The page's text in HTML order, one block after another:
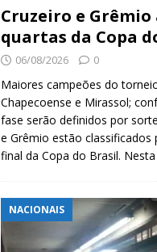
Cruzeiro e Grêmio
quartas da Copa
06/08/2026 0
Maiores campeões do
Chapecoense e Mirassol;
fase serão definidos por
e Grêmio estão classificados
final da Copa do Brasil.
NACIONAIS